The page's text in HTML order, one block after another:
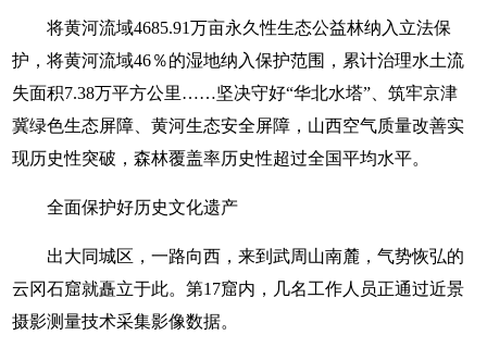
将黄河流域4685.91万亩永久性生态公益林纳入立法保
护，将黄河流域46％的湿地纳入保护范围，累计治理水土流
失面积7.38万平方公里……坚决守好“华北水塔”、筑牢京津
冀绿色生态屏障、黄河生态安全屏障，山西空气质量改善实
现历史性突破，森林覆盖率历史性超过全国平均水平。
全面保护好历史文化遗产
出大同城区，一路向西，来到武周山南麓，气势恢弘的
云冈石窟就矗立于此。第17窟内，几名工作人员正通过近景
摄影测量技术采集影像数据。